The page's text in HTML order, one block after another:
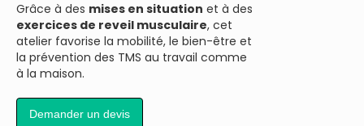
Grâce à des mises en situation et à des
exercices de reveil musculaire, cet
atelier favorise la mobilité, le bien-être et
la prévention des TMS au travail comme
à la maison.
Demander un devis